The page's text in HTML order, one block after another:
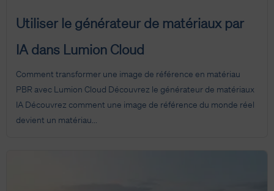
Utiliser le générateur de matériaux par
IA dans Lumion Cloud
Comment transformer une image de référence en matériau
PBR avec Lumion Cloud Découvrez le générateur de matériaux
IA Découvrez comment une image de référence du monde réel
devient un matériau...